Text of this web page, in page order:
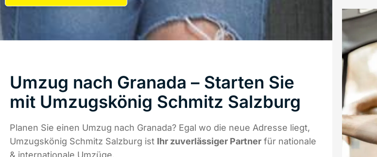
Umzug nach Granada – Starten Sie
mit Umzugskönig Schmitz Salzburg
Planen Sie einen Umzug nach Granada? Egal wo die neue Adresse liegt,
Umzugskönig Schmitz Salzburg ist Ihr zuverlässiger Partner für nationale
& internationale Umzüge.